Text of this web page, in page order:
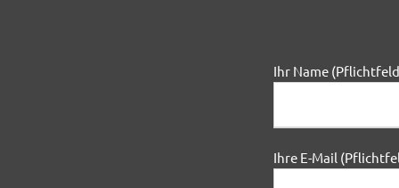
Ihr Name
Ihre E-Mail